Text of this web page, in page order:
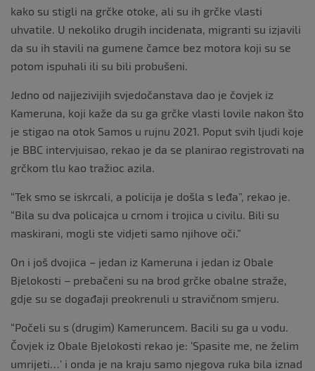
kako su stigli na grčke otoke, ali su ih grčke vlasti
uhvatile. U nekoliko drugih incidenata, migranti su izjavili
da su ih stavili na gumene čamce bez motora koji su se
potom ispuhali ili su bili probušeni.
Jedno od najjezivijih svjedočanstava dao je čovjek iz
Kameruna, koji kaže da su ga grčke vlasti lovile nakon što
je stigao na otok Samos u rujnu 2021. Poput svih ljudi koje
je BBC intervjuisao, rekao je da se planirao registrovati na
grčkom tlu kao tražioc azila.
“Tek smo se iskrcali, a policija je došla s leđa”, rekao je.
“Bila su dva policajca u crnom i trojica u civilu. Bili su
maskirani, mogli ste vidjeti samo njihove oči.”
On i još dvojica – jedan iz Kameruna i jedan iz Obale
Bjelokosti – prebačeni su na brod grčke obalne straže,
gdje su se događaji preokrenuli u stravičnom smjeru.
“Počeli su s (drugim) Kameruncem. Bacili su ga u vodu.
Čovjek iz Obale Bjelokosti rekao je: ‘Spasite me, ne želim
umrijeti…’ i onda je na kraju samo njegova ruka bila iznad